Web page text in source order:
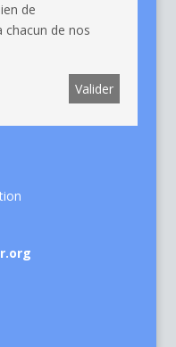
de
chacun de nos